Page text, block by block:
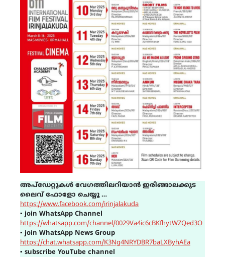
അപ്ഡേറ്റുകൾ വേഗത്തിലറിയാൻ ഇരിങ്ങാലക്കുട
ലൈവ് ഫോളോ ചെയ്യൂ …
https://www.facebook.com/irinjalakuda
▪ join WhatsApp Channel
https://whatsapp.com/channel/0029Va4ic6cBKfhytWZQed3O
▪ join WhatsApp News Group
https://chat.whatsapp.com/K3Ng4NRYDBR7baLXByhAEa
▪ subscribe YouTube channel